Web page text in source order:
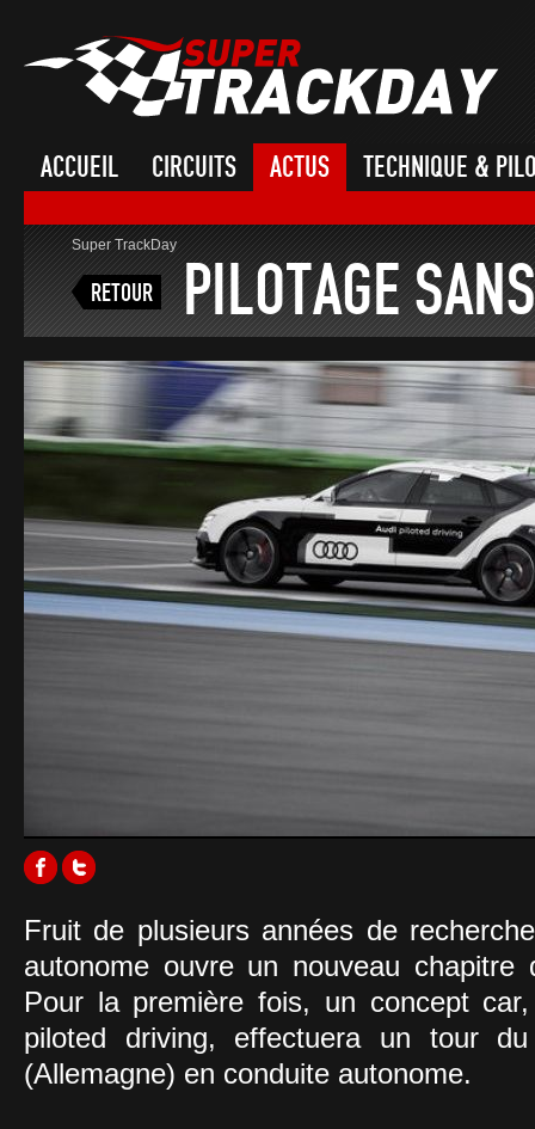
ACCUEIL CIRCUITS ACTUS TECHNIQUE &
Super TrackDay
RETOUR PILOTAGE
Fruit de plusieurs années de
autonome ouvre un nouveau chapitre
Pour la première fois, un concept
piloted driving, effectuera un tour
(Allemagne) en conduite autonome.